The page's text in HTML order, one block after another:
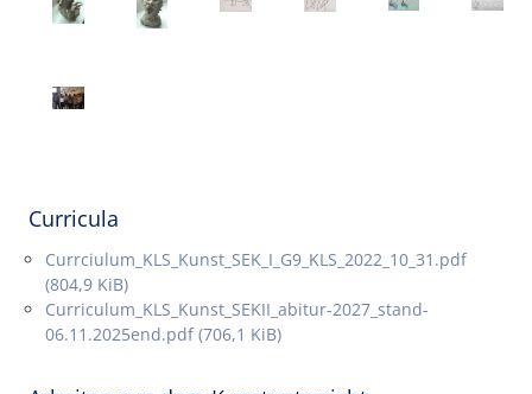
Curricula
Currciulum_KLS_Kunst_SEK_I_G9_KLS_2022_10_31.pdf
(804,9 KiB)
Curriculum_KLS_Kunst_SEKII_abitur-2027_stand-
06.11.2025end.pdf(706,1 KiB)